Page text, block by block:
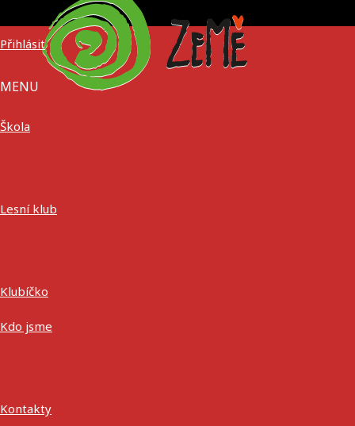
MENU
Přihlásit
Škola
Lesní klub
Klubíčko
Kdo jsme
Kontakty